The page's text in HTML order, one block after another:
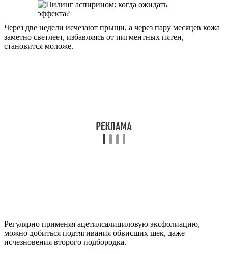
Через две недели исчезают прыщи, а через пару месяцев кожа
заметно светлеет, избавляясь от пигментных пятен,
становится моложе.
Регулярно применяя ацетилсалициловую эксфолиацию,
можно добиться подтягивания обвисших щек, даже
исчезновения второго подбородка.